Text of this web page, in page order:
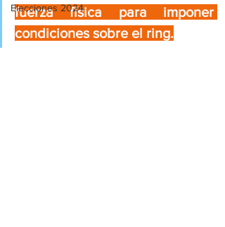
Elecciones 2024
fuerza física para imponer
condiciones sobre el ring.